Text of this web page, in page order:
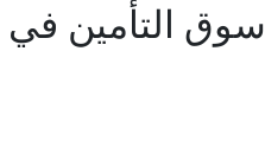
سوق التأمين في